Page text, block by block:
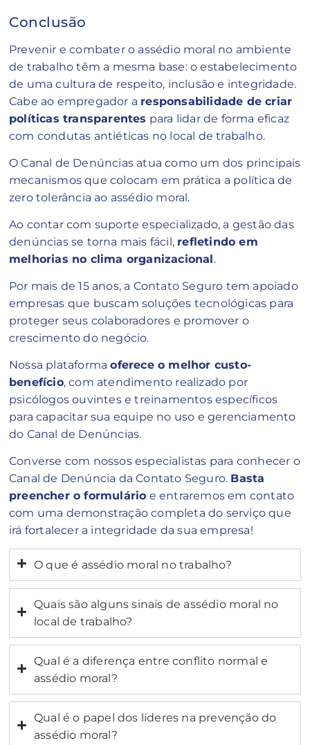
Conclusão
Prevenir e combater o assédio moral no ambiente
de trabalho têm a mesma base: o estabelecimento
de uma cultura de respeito, inclusão e integridade.
Cabe ao empregador a responsabilidade de criar
políticas transparentes para lidar de forma eficaz
com condutas antiéticas no local de trabalho.
O Canal de Denúncias atua como um dos principais
mecanismos que colocam em prática a política de
zero tolerância ao assédio moral.
Ao contar com suporte especializado, a gestão das
denúncias se torna mais fácil, refletindo em
melhorias no clima organizacional .
Por mais de 15 anos, a Contato Seguro tem apoiado
empresas que buscam soluções tecnológicas para
proteger seus colaboradores e promover o
crescimento do negócio.
Nossa plataformaoferece o melhor custo-
benefício, com atendimento realizado por
psicólogos ouvintes e treinamentos específicos
para capacitar sua equipe no uso e gerenciamento
do Canal de Denúncias.
Converse com nossos especialistas para conhecer o
Canal de Denúncia da Contato Seguro. Basta
preencher o formulário e entraremos em contato
com uma demonstração completa do serviço que
irá fortalecer a integridade da sua empresa!
O que é assédio moral no trabalho?
Quais são alguns sinais de assédio moral no
local de trabalho?
Qual é a diferença entre conflito normal e
assédio moral?
Qual é o papel dos líderes na prevenção do
assédio moral?